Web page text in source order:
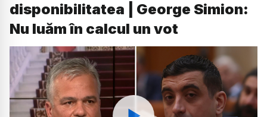
disponibilitatea | George Simion:
Nu luăm în calcul un vot